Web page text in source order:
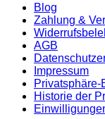
Blog
Zahlung &
AGB
Impressum
Historie der